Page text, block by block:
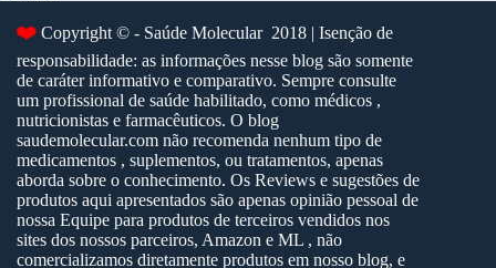
❤️ Copyright © - Saúde Molecular 2018 | Isenção de
responsabilidade: as informações nesse blog são somente
de caráter informativo e comparativo. Sempre consulte
um profissional de saúde habilitado, como médicos ,
nutricionistas e farmacêuticos. O blog
saudemolecular.com não recomenda nenhum tipo de
medicamentos , suplementos, ou tratamentos, apenas
aborda sobre o conhecimento. Os Reviews e sugestões de
produtos aqui apresentados são apenas opinião pessoal de
nossa Equipe para produtos de terceiros vendidos nos
sites dos nossos parceiros, Amazon e ML , não
comercializamos diretamente produtos em nosso blog, e